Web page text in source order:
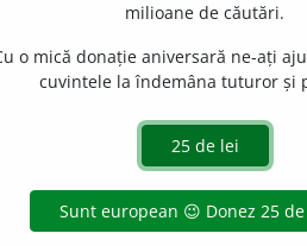
(pl.). (~i de vară.)
milioane de căutări.
o mică donație aniversară ne-ați
cuvintele la îndemâna tuturor și